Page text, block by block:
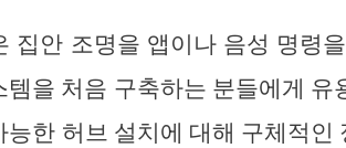
집안 조명을 앱이나 음성 명령
템을 처음 구축하는 분들에게
능한 허브 설치에 대해 구체적